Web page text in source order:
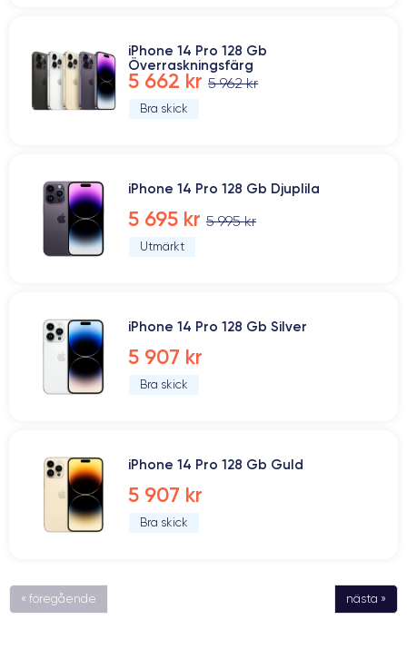
iPhone 14 Pro 128 Gb
Överraskningsfärg
5 662 kr 5 962 kr
Bra skick
iPhone 14 Pro 128 Gb Djuplila
5 695 kr 5 995 kr
Utmärkt
iPhone 14 Pro 128 Gb Silver
5 907 kr
Bra skick
iPhone 14 Pro 128 Gb Guld
5 907 kr
Bra skick
« föregående nästa »